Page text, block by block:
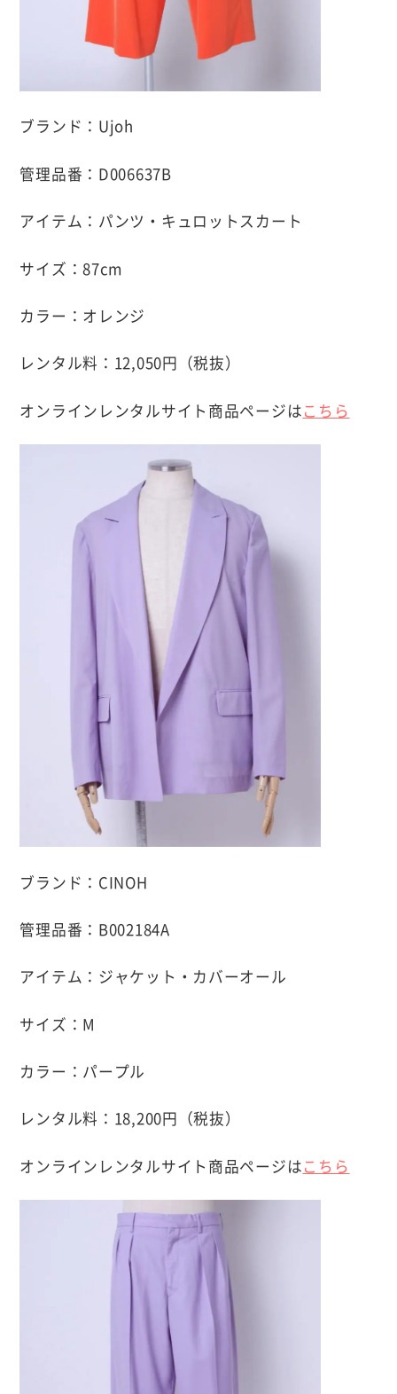
ブランド：Ujoh
管理品番：D006637B
アイテム：パンツ・キュロットスカート
サイズ：87cm
カラー：オレンジ
レンタル料：12,050円（税抜）
オンラインレンタルサイト商品ページは こちら
ブランド：CINOH
管理品番：B002184A
アイテム：ジャケット・カバーオール
サイズ：M
カラー：パープル
レンタル料：18,200円（税抜）
オンラインレンタルサイト商品ページは こちら